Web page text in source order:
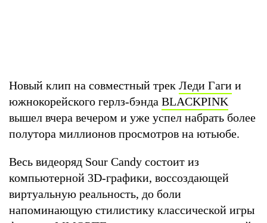
Новый клип на совместный трек Леди Гаги и
южнокорейского герлз-бэнда BLACKPINK
вышел вчера вечером и уже успел набрать более
полутора миллионов просмотров на ютьюбе.
Весь видеоряд Sour Candy состоит из
компьютерной 3D-графики, воссоздающей
виртуальную реальность, до боли
напоминающую стилистику классической игры